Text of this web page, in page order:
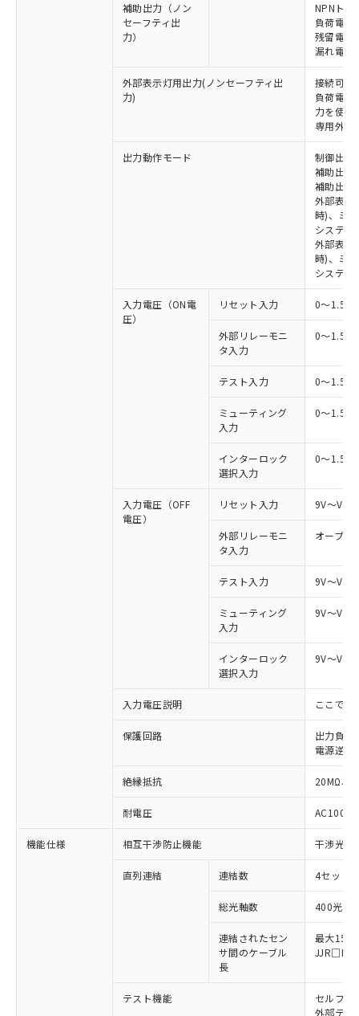
補助出力（ノン
セーフティ出
力）
NPNトラ
負荷電流
残留電圧
漏れ電流
外部表示灯用出力(ノンセーフティ出
力)
接続可能
負荷電流
力を使用
専用外部
出力動作モード
制御出力
補助出力
補助出力
外部表示
時)、ミ
システム
外部表示
時)、ミ
システム
入力電圧（ON電
圧）
リセット入力 0～1.5V
外部リレーモニ
タ入力
0～1.5V
テスト入力 0～1.5V
ミューティング
入力
0～1.5V
インターロック
選択入力
0～1.5V
入力電圧（OFF
電圧）
リセット入力 9V～Vs
外部リレーモニ
タ入力
オープン
テスト入力 9V～Vs
ミューティング
入力
9V～Vs
インターロック
選択入力
9V～Vs
入力電圧説明 ここでの
保護回路
出力負荷
電源逆接
絶縁抵抗 20MΩ以
耐電圧
機能仕様 相互干渉防止機能 干渉光回
直列連結 連結数 4セット
総光軸数 400光軸
連結されたセン
サ間のケーブル
長
最大15m
JJR□L）
テスト機能
セルフテ
外部テス
以下の条件をお読みいただき、同意のうえ
商品の当社在庫状況および標準価格
当社制御機器事業取扱商品の中には、
本サービスの対象外となる商品もある
ことをご了承ください。
在庫状況および標準価格照会結果は、
※1 対応状況
対応済み：EU RoHS指令（10物質）の
非含有に対応した製品が提供可能な商品で
対応予定：EU RoHS指令（10物質）の非含
非含有に非対応の商品で、対応品を出す予
調査・確認中：EU RoHS指令（10物質）の
非該当品：ライセンス料など無形物で、有
害物質有無と関係のない商品です。
仕入先様の事情により、非含有部品として
むを得ず変更することがあります。
基準値以下であることを示します。
「×」：最大均質材料含有率が中国RoHSの
「－」：未確認です。当社販売部門へお問
為替および外国貿易法に定める商品